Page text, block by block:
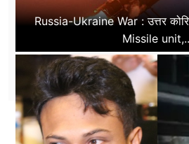
Russia-Ukraine War : उत्तर
Missile